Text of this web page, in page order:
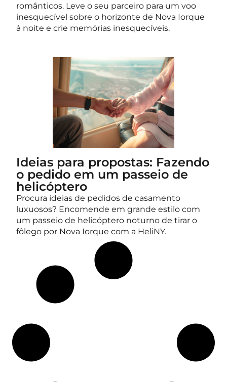
românticos. Leve o seu parceiro para um voo
inesquecível sobre o horizonte de Nova Iorque
à noite e crie memórias inesquecíveis.
Ideias para propostas: Fazendo
o pedido em um passeio de
helicóptero
Procura ideias de pedidos de casamento
luxuosos? Encomende em grande estilo com
um passeio de helicóptero noturno de tirar o
fôlego por Nova Iorque com a HeliNY.